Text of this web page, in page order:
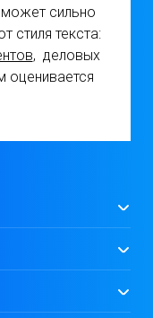
сильно
стиля текста:
, деловых
оценивается